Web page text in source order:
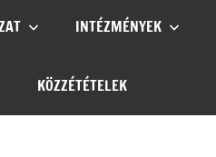
INTÉZMÉNYEK
KÖZZÉTÉTELEK